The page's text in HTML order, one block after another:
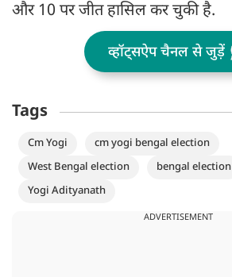
और 10 पर जीत हासिल कर चुकी है.
व्हॉट्सऐप चैनल से जुड़ें
Tags
Cm Yogi
cm yogi bengal election
West Bengal election
bengal election
Yogi Adityanath
ADVERTISEMENT